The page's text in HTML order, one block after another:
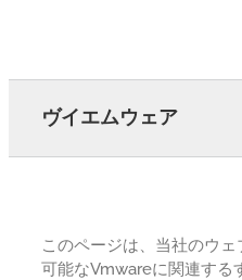
ヴイエムウェア
このページは、当社のウ
可能なVmwareに関連する